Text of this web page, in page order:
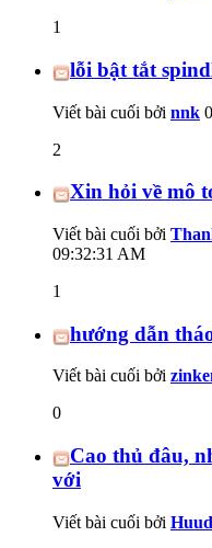
1
lỗi bật tắt
Viết bài cuối bởi nnk
2
Xin hỏi về mô
Viết bài cuối bởi
09:32:31 AM
1
hướng dẫn
Viết bài cuối bởi
0
Cao thủ đâu,
với
Viết bài cuối bởi